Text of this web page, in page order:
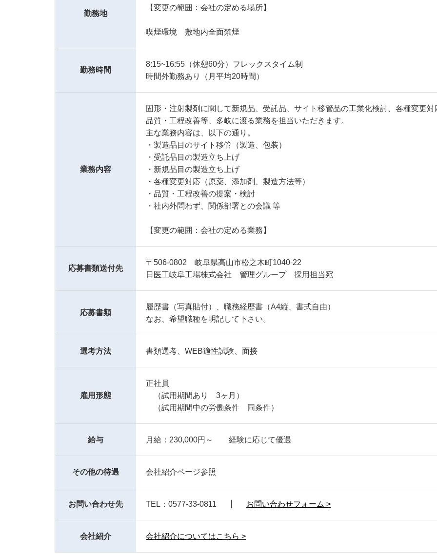
勤務地
【変更の範囲：会社の定める場所】
喫煙環境 敷地内全面禁煙
勤務時間
8:15~16:55（休憩60分）フレックスタイム制
時間外勤務あり（月平均20時間）
業務内容
固形・注射製剤に関して新規品、受託品、サイト移管品の工業化検討、各種変更対
品質・工程改善等、多岐に渡る業務を担当いただきます。
主な業務内容は、以下の通り。
・製造品目のサイト移管（製造、包装）
・受託品目の製造立ち上げ
・新規品目の製造立ち上げ
・各種変更対応（原薬、添加剤、製造方法等）
・品質・工程改善の提案・検討
・社内外問わず、関係部署との会議 等
【変更の範囲：会社の定める業務】
応募書類送付先
〒506-0802 岐阜県高山市松之木町1040-22
日医工岐阜工場株式会社 管理グループ 採用担当宛
応募書類
履歴書（写真貼付）、職務経歴書（A4縦、書式自由）
なお、希望職種を明記して下さい。
選考方法 書類選考、WEB適性試験、面接
雇用形態
正社員
（試用期間あり 3ヶ月）
（試用期間中の労働条件 同条件）
給与 月給：230,000円～ 経験に応じて優遇
その他の待遇 会社紹介ページ参照
お問い合わせ先 TEL：0577-33-0811 お問い合わせフォーム >
会社紹介 会社紹介についてはこちら >